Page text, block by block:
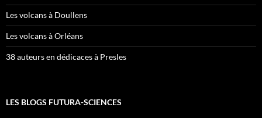
Les volcans à Doullens
Les volcans à Orléans
38 auteurs en dédicaces à Presles
LES BLOGS FUTURA-SCIENCES